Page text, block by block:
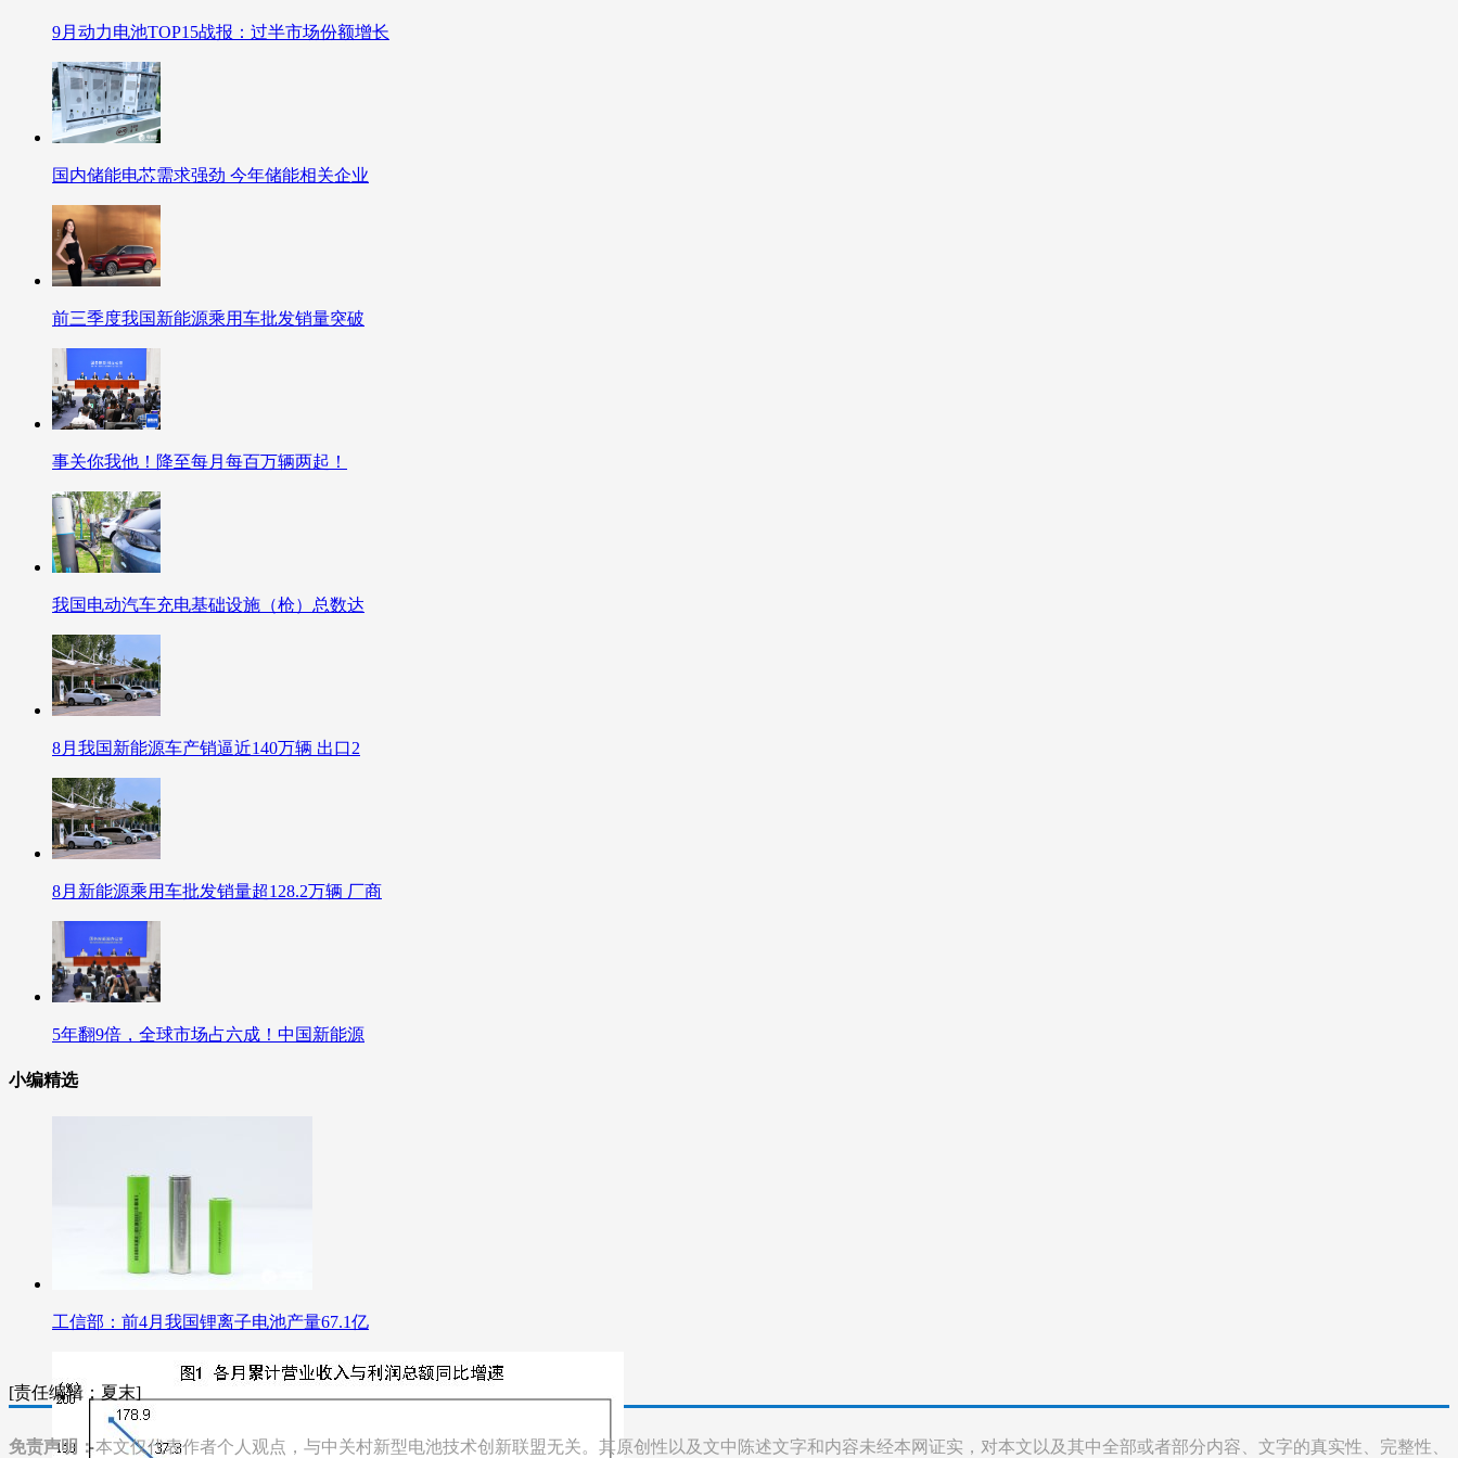
9月动力电池TOP15战报：过半市场份额增长
国内储能电芯需求强劲 今年储能相关企业
前三季度我国新能源乘用车批发销量突破
事关你我他！降至每月每百万辆两起！
我国电动汽车充电基础设施（枪）总数达
8月我国新能源车产销逼近140万辆 出口2
8月新能源乘用车批发销量超128.2万辆 厂商
5年翻9倍，全球市场占六成！中国新能源
小编精选
工信部：前4月我国锂离子电池产量67.1亿
[责任编辑：夏末]
免责声明：本文仅代表作者个人观点，与中关村新型电池技术创新联盟无关。其原创性以及文中陈述文字和内容未经本网证实，对本文以及其中全部或者部分内容、文字的真实性、完整性、